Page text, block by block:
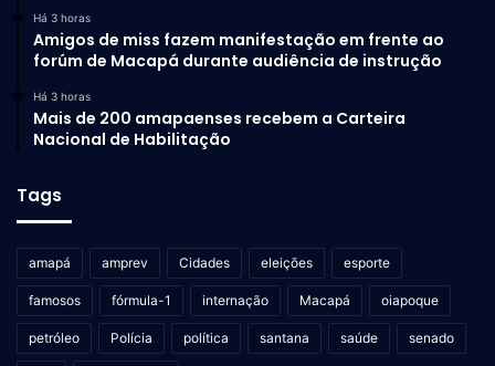
Há 3 horas
Amigos de miss fazem manifestação em frente ao
forúm de Macapá durante audiência de instrução
Há 3 horas
Mais de 200 amapaenses recebem a Carteira
Nacional de Habilitação
Tags
amapá amprev Cidades eleições esporte
famosos fórmula-1 internação Macapá oiapoque
petróleo Polícia política santana saúde senado